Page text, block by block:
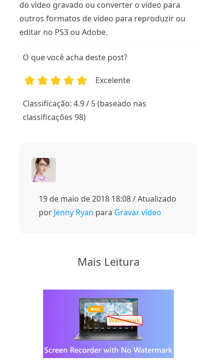
do vídeo gravado ou converter o vídeo para
outros formatos de vídeo para reproduzir ou
editar no PS3 ou Adobe.
O que você acha deste post?
Excelente
Classificação: 4.9 / 5 (baseado nas
classificações 98)
19 de maio de 2018 18:08 / Atualizado
por Jenny Ryan para Gravar vídeo
Mais Leitura